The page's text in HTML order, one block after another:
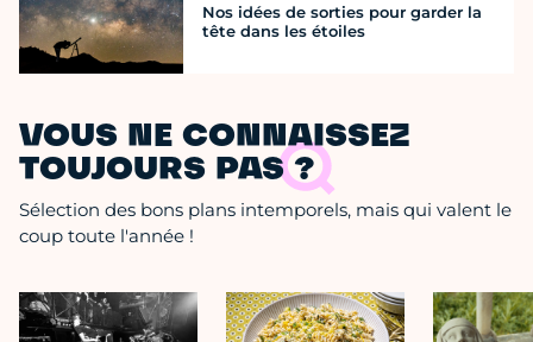
Nos idées de sorties pour garder la
tête dans les étoiles
VOUS NE CONNAISSEZ
TOUJOURS PAS ?
Sélection des bons plans intemporels, mais qui valent le
coup toute l'année !